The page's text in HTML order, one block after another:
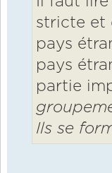
stricte et
pays
pays
partie
Ils se